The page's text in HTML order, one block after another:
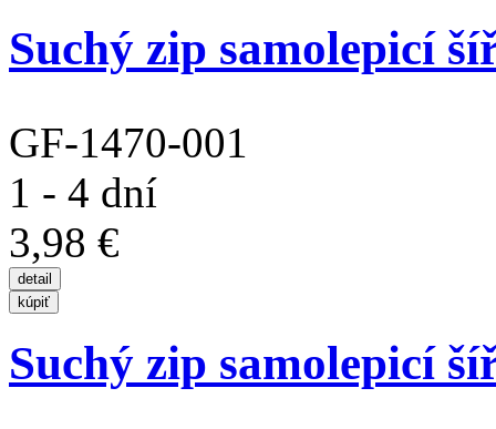
Suchý zip samolepicí
GF-1470-001
1 - 4 dní
3,98 €
Suchý zip samolepicí